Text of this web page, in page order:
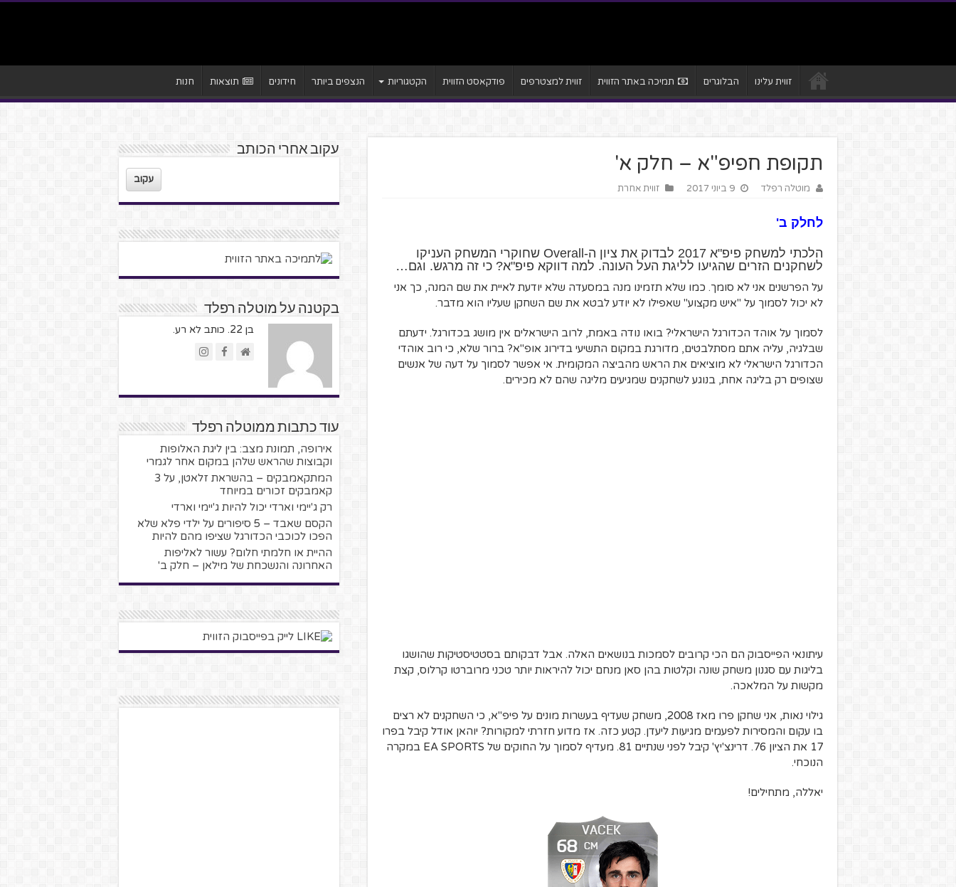
זווית עלינו הבלוגרים תמיכה באתר הזווית זווית למצטרפים פודקאסט הזווית הקטגוריות הנצפים ביותר חידונים תוצאות חנות
תקופת חפיפ"א – חלק א'
מוטלה רפלד 9 ביוני 2017 זווית אחרת
לחלק ב'
הלכתי למשחק פיפ"א 2017 לבדוק את ציון ה-Overall שחוקרי המשחק העניקו
לשחקנים הזרים שהגיעו לליגת העל העונה. למה דווקא פיפ"א? כי זה מרגש. וגם…
על הפרשנים אני לא סומך. כמו שלא תזמינו מנה במסעדה שלא יודעת לאיית את שם המנה, כך אני
לא יכול לסמוך על "איש מקצוע" שאפילו לא יודע לבטא את שם השחקן שעליו הוא מדבר.
לסמוך על אוהד הכדורגל הישראלי? בואו נודה באמת, לרוב הישראלים אין מושג בכדורגל. ידעתם
שבלגיה, עליה אתם מסתלבטים, מדורגת במקום התשיעי בדירוג אופ"א? ברור שלא, כי רוב אוהדי
הכדורגל הישראלי לא מוציאים את הראש מהביצה המקומית. אי אפשר לסמוך על דעה של אנשים
שצופים רק בליגה אחת, בנוגע לשחקנים שמגיעים מליגה שהם לא מכירים.
עיתונאי הפייסבוק הם הכי קרובים לסמכות בנושאים האלה. אבל דבקותם בסטטיסטיקות שהושגו
בליגות עם סגנון משחק שונה וקלטות בהן סאן מנחם יכול להיראות יותר טכני מרוברטו קרלוס, קצת
מקשות על המלאכה.
גילוי נאות, אני שחקן פרו מאז 2008, משחק שעדיף בעשרות מונים על פיפ"א, כי השחקנים לא רצים
בו עקום והמסירות לפעמים מגיעות ליעדן. קטע כזה. אז מדוע חזרתי למקורות? יוהאן אודל קיבל בפרו
17 את הציון 76. דרינצ'יץ' קיבל לפני שנתיים 81. מעדיף לסמוך על החוקים של EA SPORTS במקרה
הנוכחי.
יאללה, מתחילים!
עקוב אחרי הכותב
עקוב
בקטנה על מוטלה רפלד
בן 22. כותב לא רע.
עוד כתבות ממוטלה רפלד
אירופה, תמונת מצב: בין ליגת האלופות
וקבוצות שהראש שלהן במקום אחר לגמרי
המתקאמבקים – בהשראת זלאטן, על 3
קאמבקים זכורים במיוחד
רק ג'יימי וארדי יכול להיות ג'יימי וארדי
הקסם שאבד – 5 סיפורים על ילדי פלא שלא
הפכו לכוכבי הכדורגל שציפו מהם להיות
ההיית או חלמתי חלום? עשור לאליפות
האחרונה והנשכחת של מילאן – חלק ב'